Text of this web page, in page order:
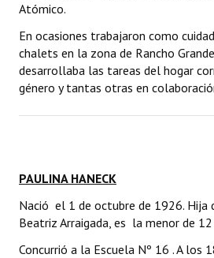
Atómico.
En ocasiones trabajaron como
chalets en la zona de Rancho
desarrollaba las tareas del hogar
género y tantas otras en
PAULINA HANECK
Nació el 1 de octubre de 1926. Hija
Beatriz Arraigada, es la menor de
Concurrió a la Escuela Nº 16 . A los